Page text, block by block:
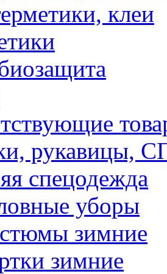
клеи
спецодежда
уборы
зимние
зимние